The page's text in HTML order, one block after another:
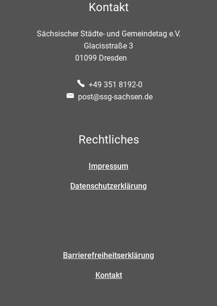
Kontakt
Sächsischer Städte- und Gemeindetag e.V.
Glacisstraße 3
01099 Dresden
+49 351 8192-0
post@ssg-sachsen.de
Rechtliches
Impressum
Datenschutzerklärung
Barrierefreiheitserklärung
Kontakt